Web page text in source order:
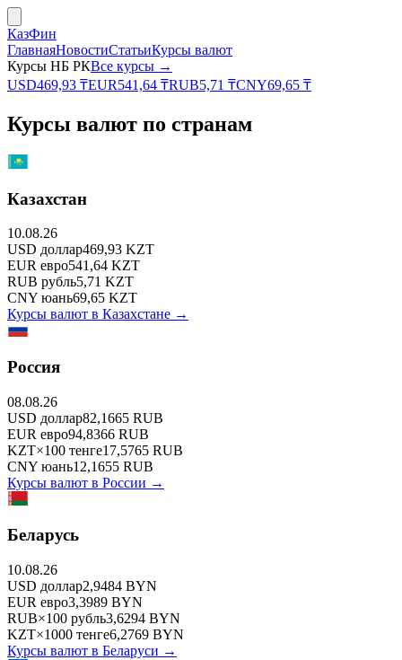
КазФин
ГлавнаяНовостиСтатьиКурсы валют
Курсы НБ РКВсе курсы →
USD469,93 ₸EUR541,64 ₸RUB5,71 ₸CNY69,65 ₸
Курсы валют по странам
Казахстан
10.08.26
USD доллар469,93 KZT
EUR евро541,64 KZT
RUB рубль5,71 KZT
CNY юань69,65 KZT
Курсы валют в Казахстане →
Россия
08.08.26
USD доллар82,1665 RUB
EUR евро94,8366 RUB
KZT×100 тенге17,5765 RUB
CNY юань12,1655 RUB
Курсы валют в России →
Беларусь
10.08.26
USD доллар2,9484 BYN
EUR евро3,3989 BYN
RUB×100 рубль3,6294 BYN
KZT×1000 тенге6,2769 BYN
Курсы валют в Беларуси →